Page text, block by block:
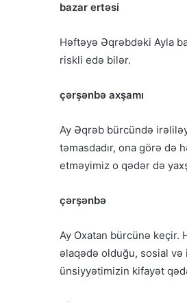
bazar ertəsi
Həftəyə Əqrəbdəki Ayla
riskli edə bilər.
çərşənbə axşamı
Ay Əqrəb bürcündə
təmasdadır, ona görə də
etməyimiz o qədər də
çərşənbə
Ay Oxatan bürcünə keçir.
əlaqədə olduğu, sosial və
ünsiyyətimizin kifayət